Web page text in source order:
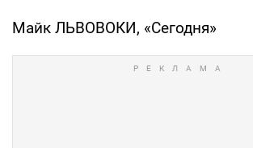
Майк ЛЬВОВОКИ, «Сегодня»